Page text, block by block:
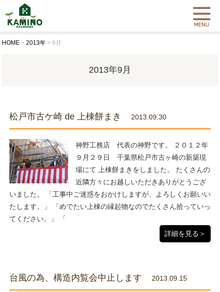
HOME >2013年 >9月
2013年9月
松戸市古ケ崎 de 上棟餅まき 2013.09.30
神野工務店 代表の神野です。 ２０１２年
９月２９日 千葉県松戸市古ヶ崎の新築現
場にて 上棟餅まきをしました。 たくさんの
近隣方々にお越しいただきありがとうござ
いました。 「工事中ご迷惑をおかけしますが、よろしくお願いい
たします。」 「めでたい上棟の縁起物なのでたくさん拾っていっ
てください。」 「
詳細を見る＞
台風の為、構造内覧会中止します 2013.09.15